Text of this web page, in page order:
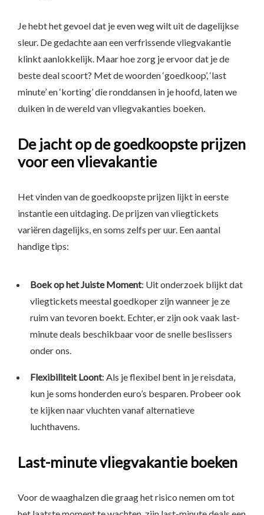
Je hebt het gevoel dat je even weg wilt uit de dagelijkse
sleur. De gedachte aan een verfrissende vliegvakantie
klinkt aanlokkelijk. Maar hoe zorg je ervoor dat je de
beste deal scoort? Met de woorden ‘goedkoop’, ‘last
minute’ en ‘korting’ die ronddansen in je hoofd, laten we
duiken in de wereld van vliegvakanties boeken.
De jacht op de goedkoopste prijzen
voor een vlievakantie
Het vinden van de goedkoopste prijzen lijkt in eerste
instantie een uitdaging. De prijzen van vliegtickets
variëren dagelijks, en soms zelfs per uur. Een aantal
handige tips:
Boek op het Juiste Moment: Uit onderzoek blijkt dat
vliegtickets meestal goedkoper zijn wanneer je ze
ruim van tevoren boekt. Echter, er zijn ook vaak last-
minute deals beschikbaar voor de snelle beslissers
onder ons.
Flexibiliteit Loont: Als je flexibel bent in je reisdata,
kun je soms honderden euro’s besparen. Probeer ook
te kijken naar vluchten vanaf alternatieve
luchthavens.
Last-minute vliegvakantie boeken
Voor de waaghalzen die graag het risico nemen om tot